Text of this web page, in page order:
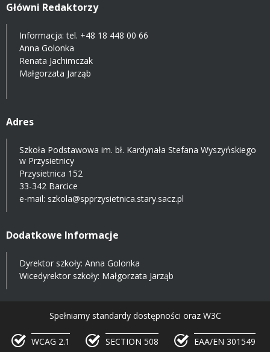
Główni Redaktorzy
Informacja: tel. +48 18 448 00 66
Anna Golonka
Renata Jachimczak
Małgorzata Jarząb
Adres
Szkoła Podstawowa im. bł. Kardynała Stefana Wyszyńskiego
w Przysietnicy
Przysietnica 152
33-342 Barcice
e-mail: szkola@spprzysietnica.stary.sacz.pl
Dodatkowe Informacje
Dyrektor szkoły: Anna Golonka
Wicedyrektor szkoły: Małgorzata Jarząb
Spełniamy standardy dostępności oraz W3C
WCAG 2.1 SECTION 508 EAA/EN 301549